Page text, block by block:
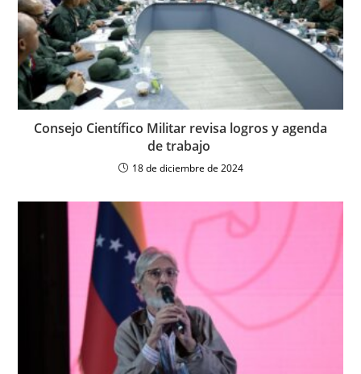
Consejo Científico Militar revisa logros y agenda
de trabajo
18 de diciembre de 2024